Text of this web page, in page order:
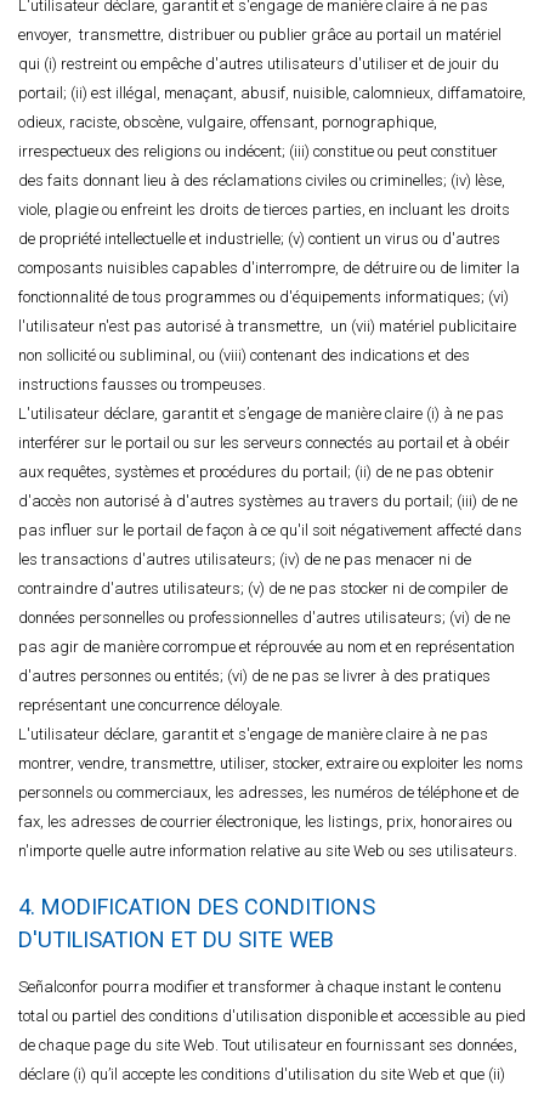
L'utilisateur déclare, garantit et s'engage de manière claire à ne pas
envoyer, transmettre, distribuer ou publier grâce au portail un matériel
qui (i) restreint ou empêche d'autres utilisateurs d'utiliser et de jouir du
portail; (ii) est illégal, menaçant, abusif, nuisible, calomnieux, diffamatoire,
odieux, raciste, obscène, vulgaire, offensant, pornographique,
irrespectueux des religions ou indécent; (iii) constitue ou peut constituer
des faits donnant lieu à des réclamations civiles ou criminelles; (iv) lèse,
viole, plagie ou enfreint les droits de tierces parties, en incluant les droits
de propriété intellectuelle et industrielle; (v) contient un virus ou d'autres
composants nuisibles capables d'interrompre, de détruire ou de limiter la
fonctionnalité de tous programmes ou d'équipements informatiques; (vi)
l'utilisateur n'est pas autorisé à transmettre, un (vii) matériel publicitaire
non sollicité ou subliminal, ou (viii) contenant des indications et des
instructions fausses ou trompeuses.
L'utilisateur déclare, garantit et s’engage de manière claire (i) à ne pas
interférer sur le portail ou sur les serveurs connectés au portail et à obéir
aux requêtes, systèmes et procédures du portail; (ii) de ne pas obtenir
d'accès non autorisé à d'autres systèmes au travers du portail; (iii) de ne
pas influer sur le portail de façon à ce qu'il soit négativement affecté dans
les transactions d'autres utilisateurs; (iv) de ne pas menacer ni de
contraindre d'autres utilisateurs; (v) de ne pas stocker ni de compiler de
données personnelles ou professionnelles d'autres utilisateurs; (vi) de ne
pas agir de manière corrompue et réprouvée au nom et en représentation
d'autres personnes ou entités; (vi) de ne pas se livrer à des pratiques
représentant une concurrence déloyale.
L'utilisateur déclare, garantit et s'engage de manière claire à ne pas
montrer, vendre, transmettre, utiliser, stocker, extraire ou exploiter les noms
personnels ou commerciaux, les adresses, les numéros de téléphone et de
fax, les adresses de courrier électronique, les listings, prix, honoraires ou
n'importe quelle autre information relative au site Web ou ses utilisateurs.
4. MODIFICATION DES CONDITIONS
D'UTILISATION ET DU SITE WEB
Señalconfor pourra modifier et transformer à chaque instant le contenu
total ou partiel des conditions d'utilisation disponible et accessible au pied
de chaque page du site Web. Tout utilisateur en fournissant ses données,
déclare (i) qu’il accepte les conditions d'utilisation du site Web et que (ii)